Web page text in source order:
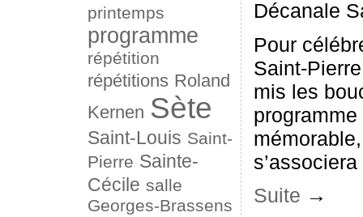
printemps
programme
répétition
répétitions Roland
Kernen Sète
Saint-Louis Saint-
Pierre Sainte-
Cécile salle
Georges-Brassens
Décanale
Pour
Saint-
mis les
Suite →